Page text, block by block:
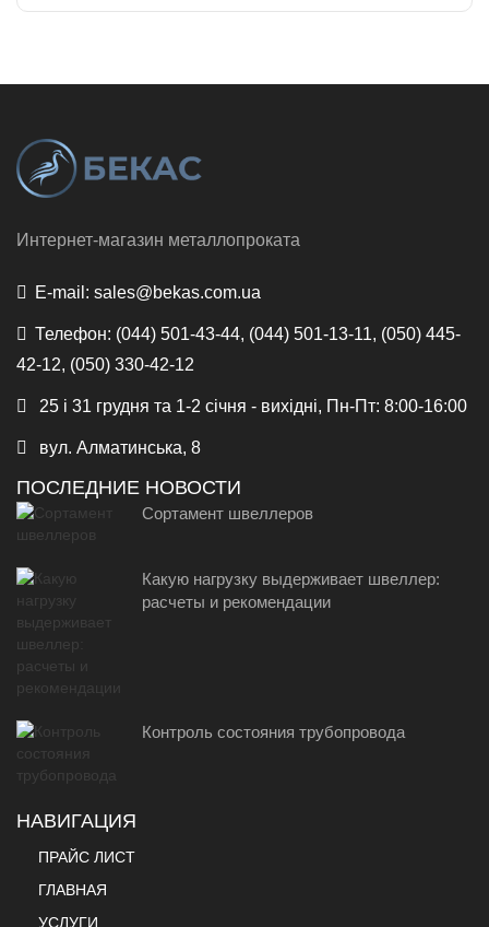
Интернет-магазин металлопроката
E-mail: sales@bekas.com.ua
Телефон: (044) 501-43-44, (044) 501-13-11, (050) 445-
42-12, (050) 330-42-12
25 і 31 грудня та 1-2 січня - вихідні, Пн-Пт: 8:00-16:00
вул. Алматинська, 8
ПОСЛЕДНИЕ НОВОСТИ
Сортамент швеллеров
Какую нагрузку выдерживает швеллер:
расчеты и рекомендации
Контроль состояния трубопровода
НАВИГАЦИЯ
ПРАЙС ЛИСТ
ГЛАВНАЯ
УСЛУГИ